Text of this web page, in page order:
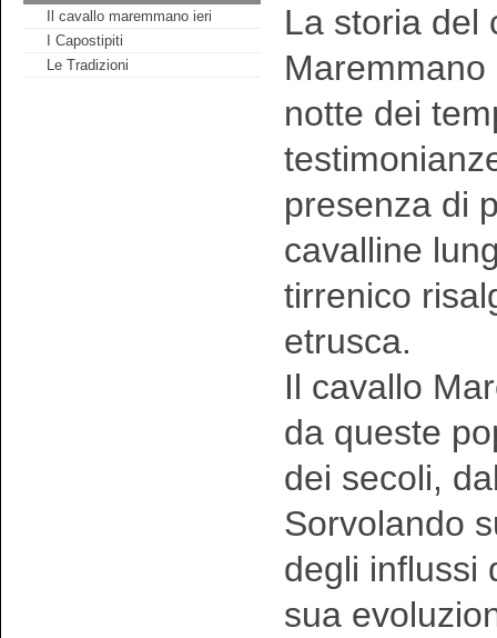
Il cavallo maremmano ieri
I Capostipiti
Le Tradizioni
La storia del
notte dei
presenza di
cavalline
tirrenico
etrusca.
Il cavallo
da queste
dei secoli,
Sorvolando
degli influssi
sua